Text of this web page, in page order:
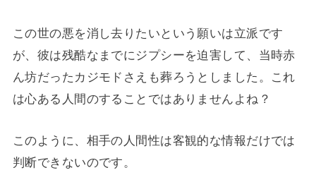
この世の悪を消し去りたいという願いは立派です
が、彼は残酷なまでにジプシーを迫害して、当時赤
ん坊だったカジモドさえも葬ろうとしました。これ
は心ある人間のすることではありませんよね？
このように、相手の人間性は客観的な情報だけでは
判断できないのです。